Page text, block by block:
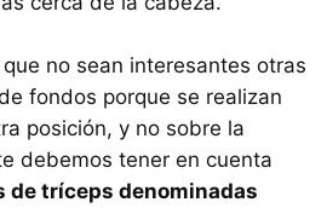
no sean interesantes otras
fondos porque se realizan
posición, y no sobre la
debemos tener en cuenta
de tríceps denominadas